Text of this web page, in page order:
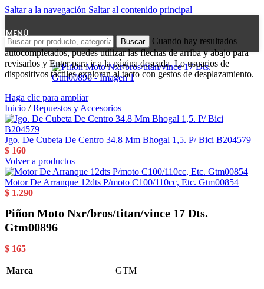
Saltar a la navegación Saltar al contenido principal
MENÚ
Buscar
Cuando hay resultados
autocompletados, puedes utilizar las flechas de arriba y abajo para
revisarlos y Enter para ir a la página deseada. Lo usuarios de
dispositivos táctiles exploran al tacto con gestos de desplazamiento.
Haga clic para ampliar
Inicio / Repuestos y Accesorios
Jgo. De Cubeta De Centro 34.8 Mm Bhogal 1,5. P/ Bici B204579
$ 160
Volver a productos
Motor De Arranque 12dts P/moto C100/110cc, Etc. Gtm00854
$ 1.290
Piñon Moto Nxr/bros/titan/vince 17 Dts.
Gtm00896
$ 165
Marca GTM